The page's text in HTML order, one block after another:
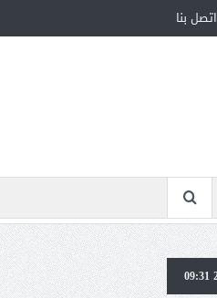
اتصل بنا